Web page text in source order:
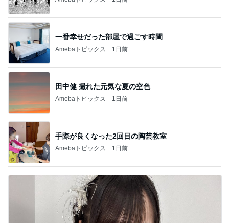
一番幸せだった部屋で過ごす時間
Amebaトピックス 1日前
田中健 撮れた元気な夏の空色
Amebaトピックス 1日前
手際が良くなった2回目の陶芸教室
Amebaトピックス 1日前